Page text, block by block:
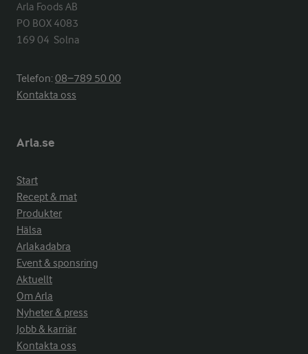
Arla Foods AB
PO BOX 4083
169 04  Solna
Telefon:08−789 50 00
Kontakta oss
Arla.se
Start
Recept & mat
Produkter
Hälsa
Arlakadabra
Event & sponsring
Aktuellt
Om Arla
Nyheter & press
Jobb & karriär
Kontakta oss